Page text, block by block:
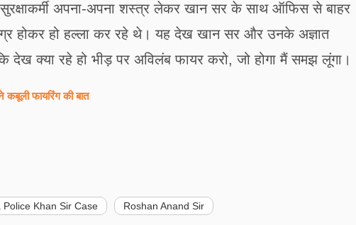
सुरक्षाकर्मी अपना-अपना शस्त्र लेकर खान सर के साथ ऑफिस से बाहर
होकर हो हल्ला कर रहे थे। यह देख खान सर और उनके अज्ञात
देख क्या रहे हो भीड़ पर अविलंब फायर करो, जो होगा मैं समझ लूंगा।
कबूली फायरिंग की बात
Police Khan Sir Case Roshan Anand Sir